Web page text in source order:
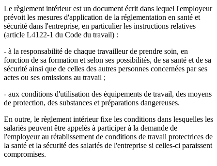
Le règlement intérieur est un document écrit dans lequel l'employeur
prévoit les mesures d'application de la réglementation en santé et
sécurité dans l'entreprise, en particulier les instructions relatives
(article L4122-1 du Code du travail) :
- à la responsabilité de chaque travailleur de prendre soin, en
fonction de sa formation et selon ses possibilités, de sa santé et de sa
sécurité ainsi que de celles des autres personnes concernées par ses
actes ou ses omissions au travail ;
- aux conditions d'utilisation des équipements de travail, des moyens
de protection, des substances et préparations dangereuses.
En outre, le règlement intérieur fixe les conditions dans lesquelles les
salariés peuvent être appelés à participer à la demande de
l'employeur au rétablissement de conditions de travail protectrices de
la santé et la sécurité des salariés de l'entreprise si celles-ci paraissent
compromises.